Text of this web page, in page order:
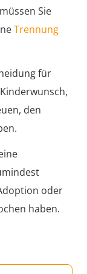
Sie
Trennung
für
Kinderwunsch,
den
oder
haben.